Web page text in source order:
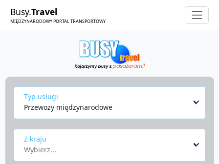
Busy.Travel
MIĘDZYNARODOWY PORTAL TRANSPORTOWY
Typ usługi
Przewozy międzynarodowe
Z kraju
Wybierz...